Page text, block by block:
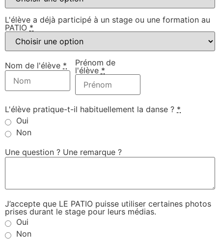
L'élève a déjà participé à un stage ou une formation au
PATIO *
Nom de l'élève *
Prénom de
l'élève *
L'élève pratique-t-il habituellement la danse ? *
Oui
Non
Une question ? Une remarque ?
J’accepte que LE PATIO puisse utiliser certaines photos
prises durant le stage pour leurs médias.
Oui
Non